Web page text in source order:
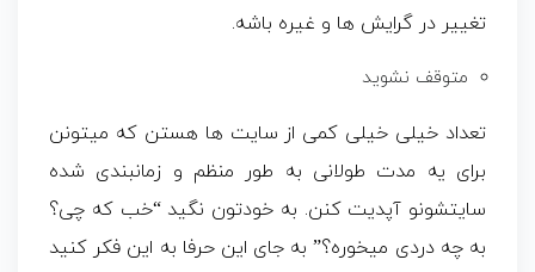
تغییر در گرایش ها و غیره باشه.
متوقف نشوید
تعداد خیلی خیلی کمی از سایت ها هستن که میتونن
برای یه مدت طولانی به طور منظم و زمانبندی شده
سایتشونو آپدیت کنن. به خودتون نگید “خب که چی؟
به چه دردی میخوره؟” به جای این حرفا به این فکر کنید